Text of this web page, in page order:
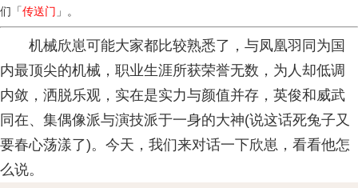
们「传送门 」。
机械欣崽可能大家都比较熟悉了，与凤凰羽同为国
内最顶尖的机械，职业生涯所获荣誉无数，为人却低调
内敛，洒脱乐观，实在是实力与颜值并存，英俊和威武
同在、集偶像派与演技派于一身的大神(说这话死兔子又
要春心荡漾了)。今天，我们来对话一下欣崽，看看他怎
么说。